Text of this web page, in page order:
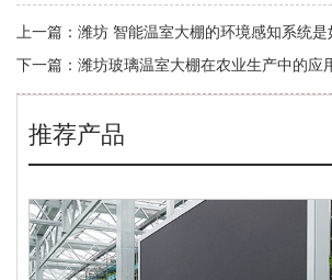
上一篇： 潍坊 智能温室大棚的环境感知系统是
下一篇： 潍坊玻璃温室大棚在农业生产中的应
推荐产品